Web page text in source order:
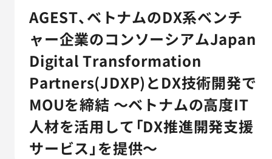
TFACT (AIテストツール)
ニュース
AGESTの強み
セミナー・イベント
AGEST、ベトナムのDX系ベンチ
ャー企業のコンソーシアムJapan
Digital Transformation
Partners(JDXP)とDX技術開発で
MOUを締結 ～ベトナムの高度IT
人材を活用して「DX推進開発支援
サービス」を提供～